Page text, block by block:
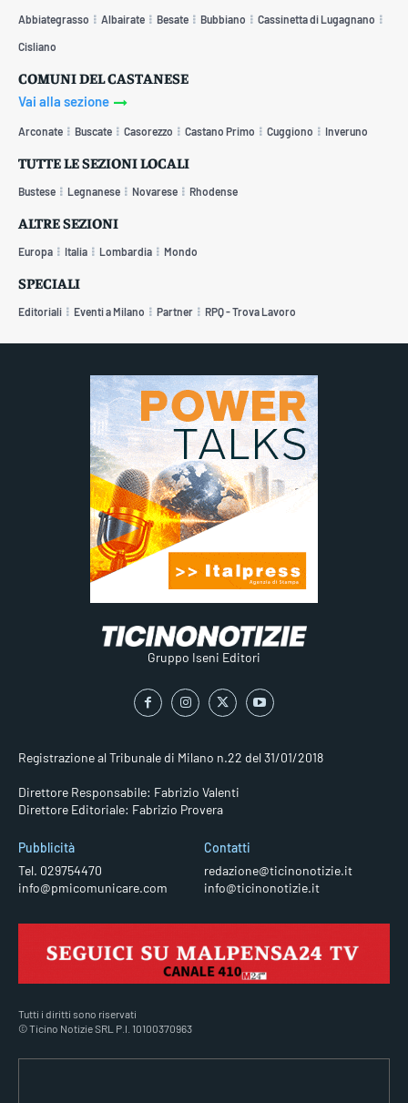
Abbiategrasso Albairate Besate Bubbiano Cassinetta di Lugagnano
Cisliano
COMUNI DEL CASTANESE
Vai alla sezione
Arconate Buscate Casorezzo Castano Primo Cuggiono Inveruno
TUTTE LE SEZIONI LOCALI
Bustese Legnanese Novarese Rhodense
ALTRE SEZIONI
Europa Italia Lombardia Mondo
SPECIALI
Editoriali Eventi a Milano Partner RPQ - Trova Lavoro
Gruppo Iseni Editori
Registrazione al Tribunale di Milano n.22 del 31/01/2018
Direttore Responsabile: Fabrizio Valenti
Direttore Editoriale: Fabrizio Provera
Pubblicità
Tel. 029754470
info@pmicomunicare.com
Contatti
redazione@ticinonotizie.it
info@ticinonotizie.it
Tutti i diritti sono riservati
© Ticino Notizie SRL P.I. 10100370963